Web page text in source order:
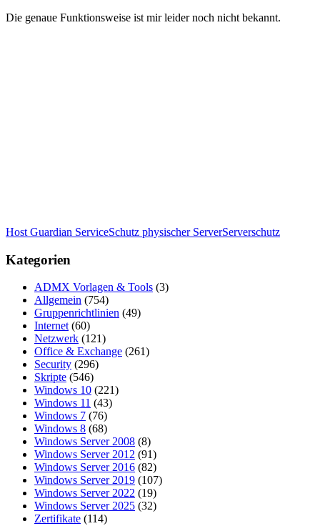
Die genaue Funktionsweise ist mir leider noch nicht bekannt.
Host Guardian ServiceSchutz physischer ServerServerschutz
Kategorien
ADMX Vorlagen & Tools (3)
Allgemein (754)
Gruppenrichtlinien (49)
Internet (60)
Netzwerk (121)
Office & Exchange (261)
Security (296)
Skripte (546)
Windows 10 (221)
Windows 11 (43)
Windows 7 (76)
Windows 8 (68)
Windows Server 2008 (8)
Windows Server 2012 (91)
Windows Server 2016 (82)
Windows Server 2019 (107)
Windows Server 2022 (19)
Windows Server 2025 (32)
Zertifikate (114)